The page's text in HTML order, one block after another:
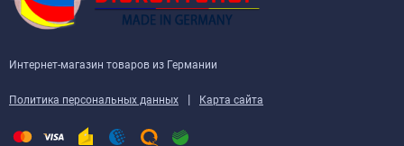
Интернет-магазин товаров из Германии
Политика персональных данных | Карта сайта